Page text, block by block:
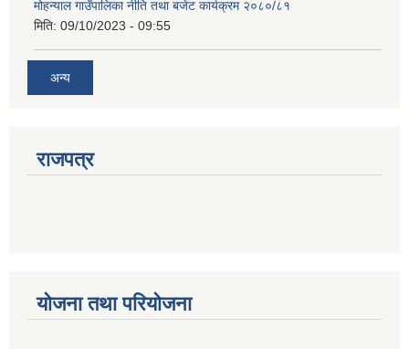
मोहन्याल गाउँपालिका नीति तथा बजेट कार्यक्रम २०८०/८१
मिति: 09/10/2023 - 09:55
अन्य
राजपत्र
योजना तथा परियोजना